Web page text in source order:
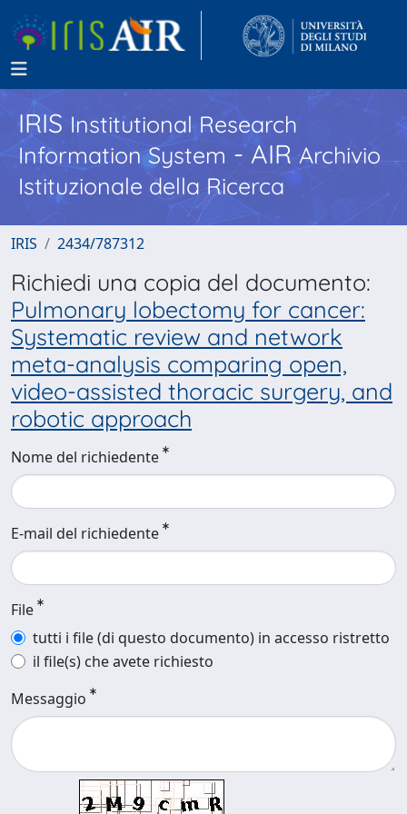
IRISInstitutional Research
Information System - AIR Archivio
Istituzionale della Ricerca
IRIS 2434/787312
Richiedi una copia del documento:
Pulmonary lobectomy for cancer:
Systematic review and network
meta-analysis comparing open,
video-assisted thoracic surgery, and
robotic approach
Nome del richiedente
E-mail del richiedente
File
tutti i file (di questo documento) in accesso ristretto
il file(s) che avete richiesto
Messaggio